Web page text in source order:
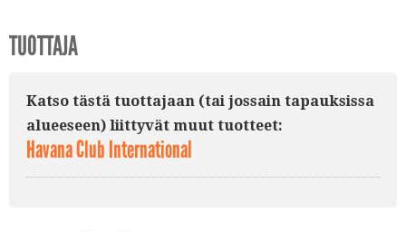
TUOTTAJA
Katso tästä tuottajaan (tai jossain tapauksissa
alueeseen) liittyvät muut tuotteet:
Havana Club International